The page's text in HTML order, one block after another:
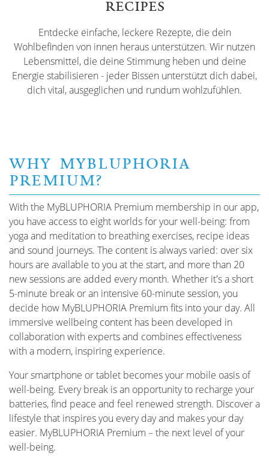
RECIPES
Entdecke einfache, leckere Rezepte, die dein
Wohlbefinden von innen heraus unterstützen. Wir nutzen
Lebensmittel, die deine Stimmung heben und deine
Energie stabilisieren - jeder Bissen unterstützt dich dabei,
dich vital, ausgeglichen und rundum wohlzufühlen.
WHY MYBLUPHORIA
PREMIUM?
With the MyBLUPHORIA Premium membership in our app,
you have access to eight worlds for your well-being: from
yoga and meditation to breathing exercises, recipe ideas
and sound journeys. The content is always varied: over six
hours are available to you at the start, and more than 20
new sessions are added every month. Whether it's a short
5-minute break or an intensive 60-minute session, you
decide how MyBLUPHORIA Premium fits into your day. All
immersive wellbeing content has been developed in
collaboration with experts and combines effectiveness
with a modern, inspiring experience.
Your smartphone or tablet becomes your mobile oasis of
well-being. Every break is an opportunity to recharge your
batteries, find peace and feel renewed strength. Discover a
lifestyle that inspires you every day and makes your day
easier. MyBLUPHORIA Premium – the next level of your
well-being.